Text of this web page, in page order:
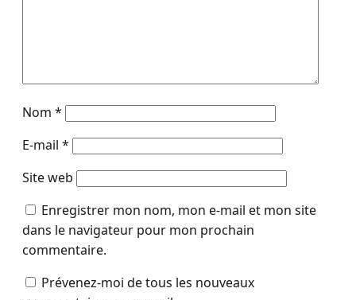
Nom *
E-mail *
Site web
Enregistrer mon nom, mon e-mail et mon site
dans le navigateur pour mon prochain
commentaire.
Prévenez-moi de tous les nouveaux